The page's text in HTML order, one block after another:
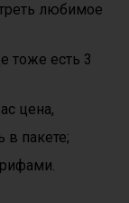
любимое
тоже есть 3
цена,
в пакете;